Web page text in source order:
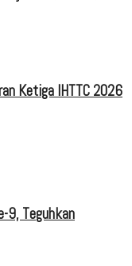
Ketiga IHTTC 2026
9, Teguhkan